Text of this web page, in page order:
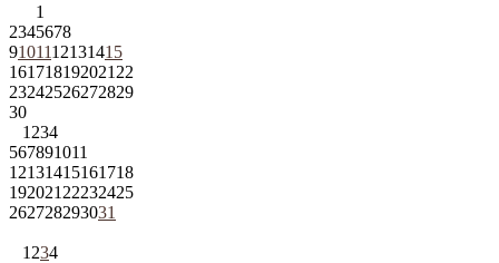
1
2345678
9101112131415
161718192021 22
23242526272829
30
1 234
567891011
12131415161718
192021 22232425
262728293031
1 234